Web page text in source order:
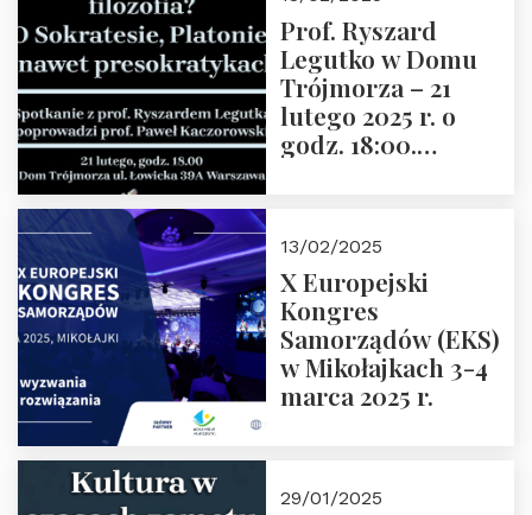
Prof. Ryszard
Legutko w Domu
Trójmorza – 21
lutego 2025 r. o
godz. 18:00.
Zapraszamy
13/02/2025
X Europejski
Kongres
Samorządów (EKS)
w Mikołajkach 3-4
marca 2025 r.
29/01/2025